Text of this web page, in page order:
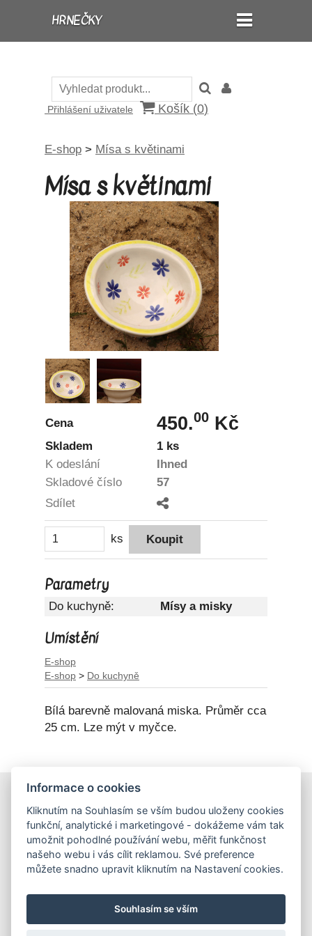
HRNEČKY
Přihlášení uživatele Košík (0)
E-shop > Mísa s květinami
Mísa s květinami
Cena 450.00 Kč
Skladem
1 ks
K odeslání
Ihned
Skladové číslo
57
Sdílet
ks
Parametry
Do kuchyně: Mísy a misky
Umístění
E-shop
E-shop > Do kuchyně
Bílá barevně malovaná miska. Průměr cca
25 cm. Lze mýt v myčce.
Obchodní podmínky
Podmínky ochrany osobních údajů
Hrnečky
Ateliér Hrnečky
Informace o cookies
Kliknutím na Souhlasím se vším budou uloženy cookies
funkční, analytické i marketingové - dokážeme vám tak
umožnit pohodlné používání webu, měřit funkčnost
našeho webu i vás cílit reklamou. Své preference
můžete snadno upravit kliknutím na Nastavení cookies.
Souhlasím se vším